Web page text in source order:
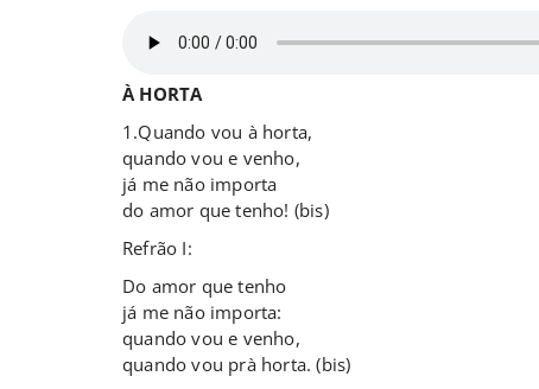
À HORTA
1.Quando vou à horta,
quando vou e venho,
já me não importa
do amor que tenho! (bis)
Refrão I:
Do amor que tenho
já me não importa:
quando vou e venho,
quando vou prà horta. (bis)